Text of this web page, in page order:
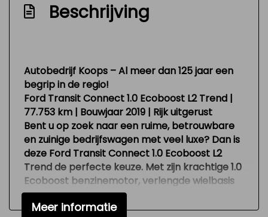
Parkeersensor voor
Verwarmde voorruit
Zijschuifdeur rechts
Overige
Achteropkomend verkeer waarschuwing
Anti blokkeer systeem
Anti doorslip regeling
Bestuurdersairbag
Beschrijving
Autobedrijf Koops – Al meer dan 125 jaar een
begrip in de regio!
Ford Transit Connect 1.0 Ecoboost L2 Trend |
77.753 km | Bouwjaar 2019 | Rijk uitgerust
Bent u op zoek naar een ruime, betrouwbare
en zuinige bedrijfswagen met veel luxe? Dan is
deze Ford Transit Connect 1.0 Ecoboost L2
Trendde perfecte keuze. Met zijn krachtige 1.0
Ecoboost benzinemotor, verlengde wielbasis
(L2) en complete uitrusting is dit de ideale bus
voor zowel zakelijk gebruik als privé.
Meer informatie